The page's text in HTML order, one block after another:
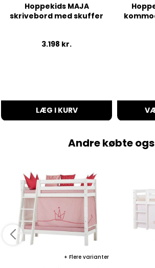
Hoppekids MAJA
skrivebord med skuffer
3.198 kr.
LÆG I KURV
Andre købte
Flere varianter